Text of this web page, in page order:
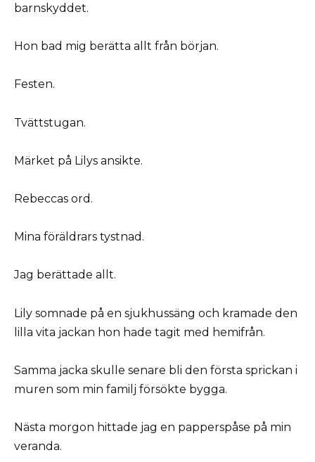
barnskyddet.
Hon bad mig berätta allt från början.
Festen.
Tvättstugan.
Märket på Lilys ansikte.
Rebeccas ord.
Mina föräldrars tystnad.
Jag berättade allt.
Lily somnade på en sjukhussäng och kramade den
lilla vita jackan hon hade tagit med hemifrån.
Samma jacka skulle senare bli den första sprickan i
muren som min familj försökte bygga.
Nästa morgon hittade jag en papperspåse på min
veranda.